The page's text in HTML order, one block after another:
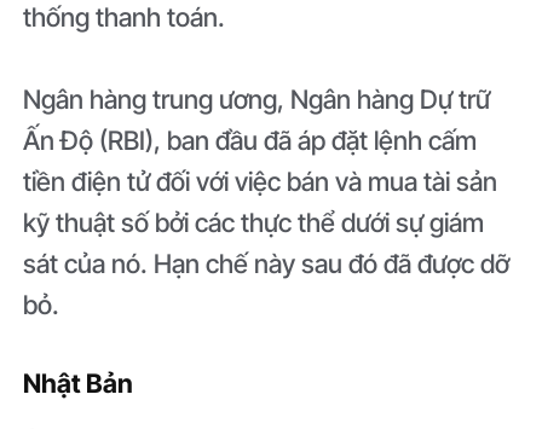
thống thanh toán.
Ngân hàng trung ương, Ngân hàng Dự trữ
Ấn Độ (RBI), ban đầu đã áp đặt lệnh cấm
tiền điện tử đối với việc bán và mua tài sản
kỹ thuật số bởi các thực thể dưới sự giám
sát của nó. Hạn chế này sau đó đã được dỡ
bỏ.
Nhật Bản